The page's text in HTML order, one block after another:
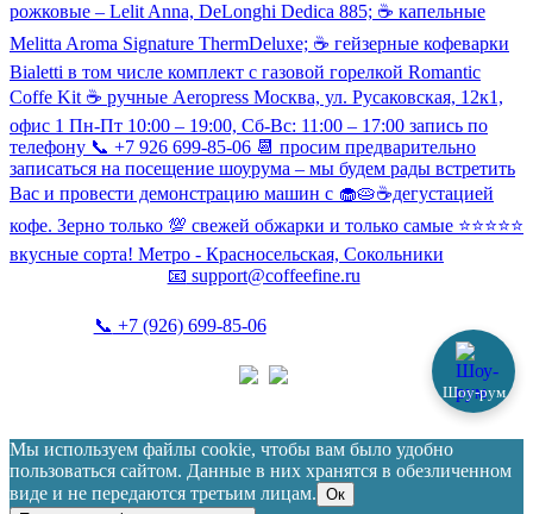
рожковые – Lelit Anna, DeLonghi Dedica 885; ☕️ капельные
Melitta Aroma Signature ThermDeluxe; ☕️ гейзерные кофеварки
Bialetti в том числе комплект с газовой горелкой Romantic
Coffe Kit ☕️ ручные Aeropress Москва, ул. Русаковская, 12к1,
офис 1 Пн-Пт 10:00 – 19:00, Сб-Вс: 11:00 – 17:00 запись по
телефону 📞 +7 926 699-85-06 📆 просим предварительно
записаться на посещение шоурума – мы будем рады встретить
Вас и провести демонстрацию машин с 🧁🥧☕️дегустацией
кофе. Зерно только 💯 свежей обжарки и только самые ⭐️⭐️⭐️⭐️⭐️
вкусные сорта! Метро - Красносельская, Сокольники
📧 support@coffeefine.ru
📞 +7 (926) 699-85-06
Coffeefine.ru 2021-2026Шоу-рум
Мы используем файлы cookie, чтобы вам было удобно
пользоваться сайтом. Данные в них хранятся в обезличенном
виде и не передаются третьим лицам. Ок